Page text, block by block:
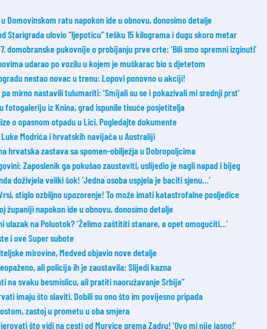
Domovinskom ratu napokon ide u obnovu, donosimo detalje
Starigrada ulovio “ljepoticu” tešku 15 kilograma i dugu skoro metar
7. domobranske pukovnije o probijanju prve crte: ‘Bili smo spremni izginuti’
udarao po vozilu u kojem je muškarac bio s djetetom
nestao novac u trenu: Lopovi ponovno u akciji!
mirno nastavili tulumariti: ‘Smijali su se i pokazivali mi srednji prst’
fotogaleriju iz Knina, grad ispunile tisuće posjetitelja
o opasnom otpadu u Lici. Pogledajte dokumente
Luke Modrića i hrvatskih navijača u Australiji
hrvatska zastava sa spomen-obilježja u Dobropoljcima
Zaposlenik ga pokušao zaustaviti, uslijedio je nagli napad i bijeg
doživjela veliki šok! ‘Jedna osoba uspjela je baciti sjenu…’
stiglo ozbiljno upozorenje! To može imati katastrofalne posljedice
županiji napokon ide u obnovu, donosimo detalje
ulazak na Poluotok? ‘Želimo zaštititi stanare, a opet omogućiti…’
i ove Super subote
mirovine, Medved objavio nove detalje
ali policija ih je zaustavila: Slijedi kazna
na svaku besmislicu, ali pratiti naoružavanje Srbije”
imaju što slaviti. Dobili su ono što im povijesno pripada
zastoj u prometu u oba smjera
što vidi na cesti od Murvice prema Zadru! ‘Ovo mi nije jasno!’